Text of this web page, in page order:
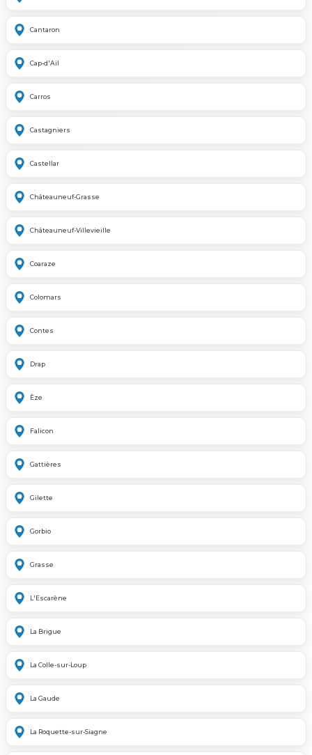
Cantaron
Cap-d'Ail
Carros
Castagniers
Castellar
Châteauneuf-Grasse
Châteauneuf-Villevieille
Coaraze
Colomars
Contes
Drap
Èze
Falicon
Gattières
Gilette
Gorbio
Grasse
L'Escarène
La Brigue
La Colle-sur-Loup
La Gaude
La Roquette-sur-Siagne